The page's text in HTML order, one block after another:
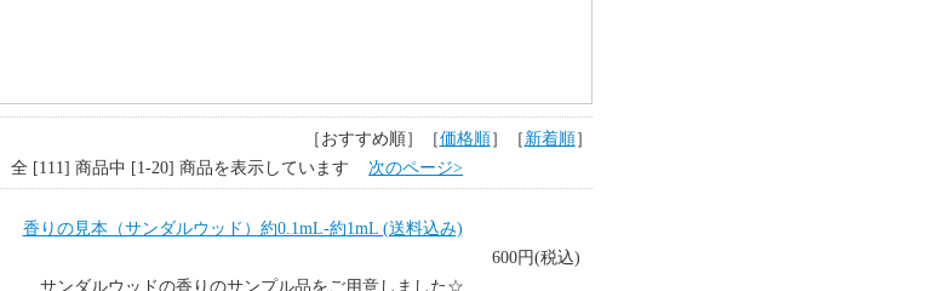
［おすすめ順］［価格順］［新着順］
全 [111] 商品中 [1-20] 商品を表示しています 次のページ>
香りの見本（サンダルウッド）約0.1mL-約1mL (送料込み)
600円(税込)
サンダルウッドの香りのサンプル品をご用意しました☆